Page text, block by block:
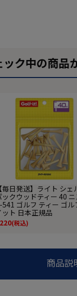
ック中の商品
【毎日発送】ライト シェ
ックウッドティー 40 ニ
541 ゴルフ ティー ゴル
ット 日本正規品
220(税込)
商品説